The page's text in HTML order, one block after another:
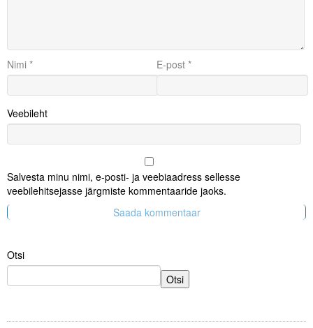
Nimi * E-post *
Veebileht
Salvesta minu nimi, e-posti- ja veebiaadress sellesse
veebilehitsejasse järgmiste kommentaaride jaoks.
Otsi
Otsi